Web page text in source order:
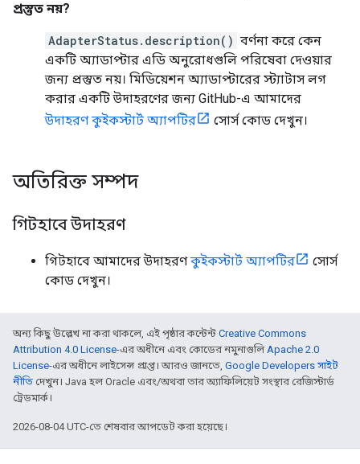
প্রস্তুত নয়?
AdapterStatus.description() বর্ণনা করে কেন
একটি অ্যাডাপ্টার এডি অনুরোধগুলি পরিষেবা দেওয়ার
জন্য প্রস্তুত নয়। মিডিয়েশন অ্যাডাপ্টারের স্ট্যাটাস লগ
করার একটি উদাহরণের জন্য GitHub-এ আমাদের
উদাহরণ কুইকস্টার্ট অ্যাপটির
সোর্স কোড দেখুন।
অতিরিক্ত সম্পদ
গিটহাবে উদাহরণ
গিটহাবে আমাদের উদাহরণকুইকস্টার্ট অ্যাপটির
সোর্স
কোড দেখুন।
অন্য কিছু উল্লেখ না করা থাকলে, এই পৃষ্ঠার কন্টেন্ট Creative Commons
Attribution 4.0 License-এর অধীনে এবং কোডের নমুনাগুলিApache 2.0
License-এর অধীনে লাইসেন্স প্রাপ্ত। আরও জানতে, Google Developers সাইট
নীতি দেখুন। Java হল Oracle এবং/অথবা তার অ্যাফিলিয়েট সংস্থার রেজিস্টার্ড
ট্রেডমার্ক।
2026-08-04 UTC-তে শেষবার আপডেট করা হয়েছে।